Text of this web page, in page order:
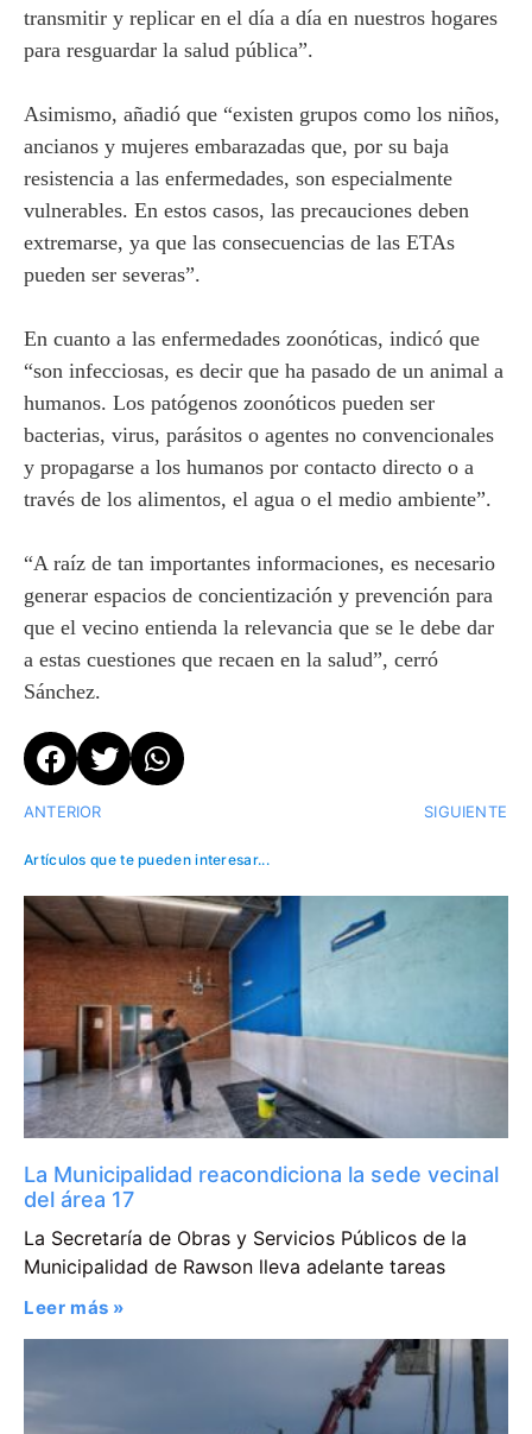
transmitir y replicar en el día a día en nuestros hogares
para resguardar la salud pública”.
Asimismo, añadió que “existen grupos como los niños,
ancianos y mujeres embarazadas que, por su baja
resistencia a las enfermedades, son especialmente
vulnerables. En estos casos, las precauciones deben
extremarse, ya que las consecuencias de las ETAs
pueden ser severas”.
En cuanto a las enfermedades zoonóticas, indicó que
“son infecciosas, es decir que ha pasado de un animal a
humanos. Los patógenos zoonóticos pueden ser
bacterias, virus, parásitos o agentes no convencionales
y propagarse a los humanos por contacto directo o a
través de los alimentos, el agua o el medio ambiente”.
“A raíz de tan importantes informaciones, es necesario
generar espacios de concientización y prevención para
que el vecino entienda la relevancia que se le debe dar
a estas cuestiones que recaen en la salud”, cerró
Sánchez.
ANTERIOR SIGUIENTE
Artículos que te pueden interesar...
La Municipalidad reacondiciona la sede vecinal
del área 17
La Secretaría de Obras y Servicios Públicos de la
Municipalidad de Rawson lleva adelante tareas
Leer más »